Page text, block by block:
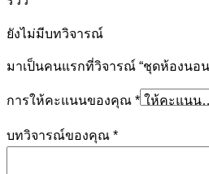
ยังไม่มีบทวิจารณ์
มาเป็นคนแรกที่วิจารณ์ “ชุดห้องนอน
การให้คะแนนของคุณ *
บทวิจารณ์ของคุณ *